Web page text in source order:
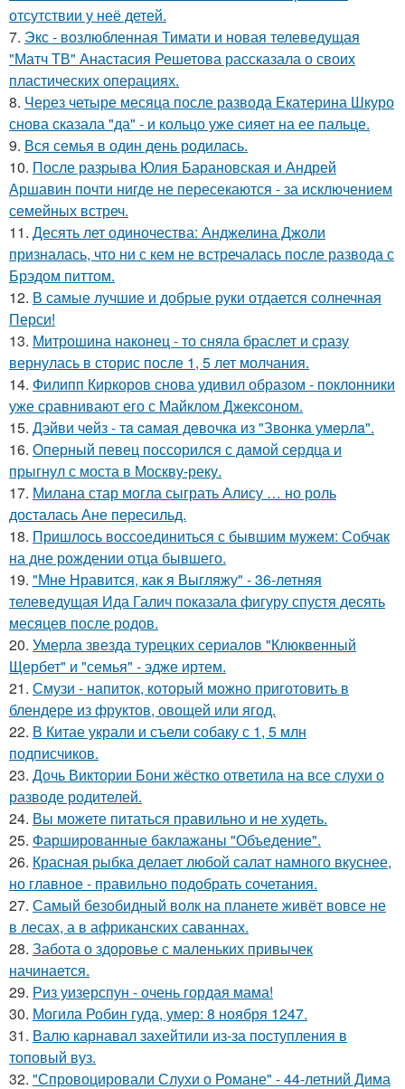
отсутствии у неё детей.
7. Экс - возлюбленная Тимати и новая телеведущая
"Матч ТВ" Анастасия Решетова рассказала о своих
пластических операциях.
8. Через четыре месяца после развода Екатерина Шкуро
снова сказала "да" - и кольцо уже сияет на ее пальце.
9. Вся семья в один день родилась.
10. После разрыва Юлия Барановская и Андрей
Аршавин почти нигде не пересекаются - за исключением
семейных встреч.
11. Десять лет одиночества: Анджелина Джоли
призналась, что ни с кем не встречалась после развода с
Брэдом питтом.
12. В самые лучшие и добрые руки отдается солнечная
Перси!
13. Митрошина наконец - то сняла браслет и сразу
вернулась в сторис после 1, 5 лет молчания.
14. Филипп Киркоров снова удивил образом - поклонники
уже сравнивают его с Майклом Джексоном.
15. Дэйви чeйз - тa caмaя дeвoчкa из "Звoнкa умepлa".
16. Оперный певец поссорился с дамой сердца и
прыгнул с моста в Москву-реку.
17. Милана стар могла сыграть Алису … но роль
досталась Ане пересильд.
18. Пришлось воссоединиться с бывшим мужем: Собчак
на дне рождении отца бывшего.
19. "Мне Нравится, как я Выгляжу" - 36-летняя
телеведущая Ида Галич показала фигуру спустя десять
месяцев после родов.
20. Умерла звезда турецких сериалов "Клюквенный
Щербет" и "семья" - эдже иртем.
21. Смузи - напиток, который можно приготовить в
блендере из фруктов, овощей или ягод.
22. В Китае украли и съели собаку с 1, 5 млн
подписчиков.
23. Дочь Виктории Бони жёстко ответила на все слухи о
разводе родителей.
24. Вы можете питаться правильно и не худеть.
25. Фаршированные баклажаны "Объедение".
26. Красная рыбка делает любой салат намного вкуснее,
но главное - правильно подобрать сочетания.
27. Самый безобидный волк на планете живёт вовсе не
в лесах, а в африканских саваннах.
28. Забота о здоровье с маленьких привычек
начинается.
29. Риз уизерспун - очень гордая мама!
30. Могила Робин гуда, умер: 8 ноября 1247.
31. Валю карнавал захейтили из-за поступления в
топовый вуз.
32. "Спровоцировали Слухи о Романе" - 44-летний Дима